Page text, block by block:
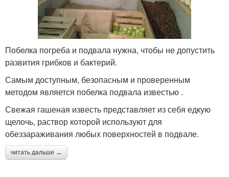
Побелка погреба и подвала нужна, чтобы не допустить
развития грибков и бактерий.
Самым доступным, безопасным и проверенным
методом является побелка подвала известью .
Свежая гашеная известь представляет из себя едкую
щелочь, раствор которой используют для
обеззараживания любых поверхностей в подвале.
читать дальше →